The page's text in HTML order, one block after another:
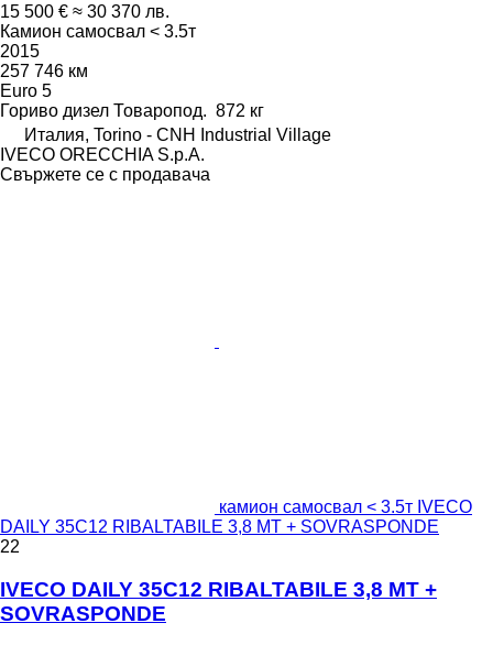
15 500 € ≈ 30 370 лв.
Камион самосвал < 3.5т
2015
257 746 км
Euro 5
Гориво дизел Товаропод. 872 кг
Италия, Torino - CNH Industrial Village
IVECO ORECCHIA S.p.A.
Свържете се с продавача
камион самосвал < 3.5т IVECO
DAILY 35C12 RIBALTABILE 3,8 MT + SOVRASPONDE
22
IVECO DAILY 35C12 RIBALTABILE 3,8 MT +
SOVRASPONDE